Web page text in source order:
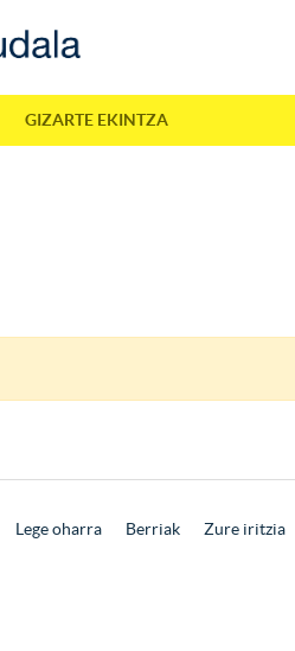
GIZARTE EKINTZA
Lege oharra Berriak Zure iritzia